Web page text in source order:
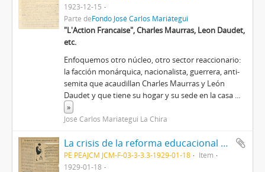
1923-12-15
Parte deFondo José Carlos Mariátegui
"L'Action Francaise", Charles Maurras, Leon Daudet,
etc.
Enfoquemos otro núcleo, otro sector reaccionario:
la facción monárquica, nacionalista, guerrera, anti-
semita que acaudillan Charles Maurras y León
Daudet y que tiene su hogar y su sede en la casa ...
»
José Carlos Mariátegui La Chira
La crisis de la reforma educacional en Chile [Recorte de prensa]
PE PEAJCM JCM-F-03-3-3.3-1929-01-18
Item
1929-01-18